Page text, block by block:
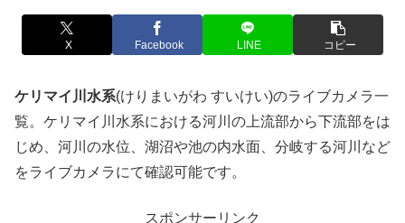
X Facebook LINE コピー
ケリマイ川水系(けりまいがわ すいけい)のライブカメラ一
覧。ケリマイ川水系における河川の上流部から下流部をは
じめ、河川の水位、湖沼や池の内水面、分岐する河川など
をライブカメラにて確認可能です。
スポンサーリンク